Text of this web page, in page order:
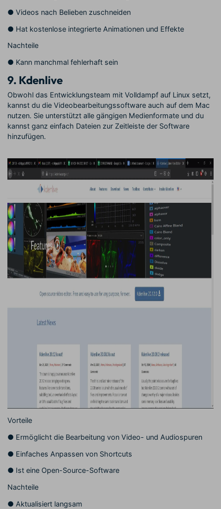
● Videos nach Belieben zuschneiden
● Hat kostenlose integrierte Animationen und Effekte
Nachteile
● Kann manchmal fehlerhaft sein
9. Kdenlive
Obwohl das Entwicklungsteam mit Volldampf auf Linux setzt,
kannst du die Videobearbeitungssoftware auch auf dem Mac
nutzen. Sie unterstützt alle gängigen Medienformate und du
kannst ganz einfach Dateien zur Zeitleiste der Software
hinzufügen.
Vorteile
● Ermöglicht die Bearbeitung von Video- und Audiospuren
● Einfaches Anpassen von Shortcuts
● Ist eine Open-Source-Software
Nachteile
● Aktualisiert langsam